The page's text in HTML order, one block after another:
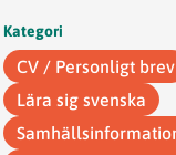
Kategori
CV / Personligt brev
Lära sig svenska